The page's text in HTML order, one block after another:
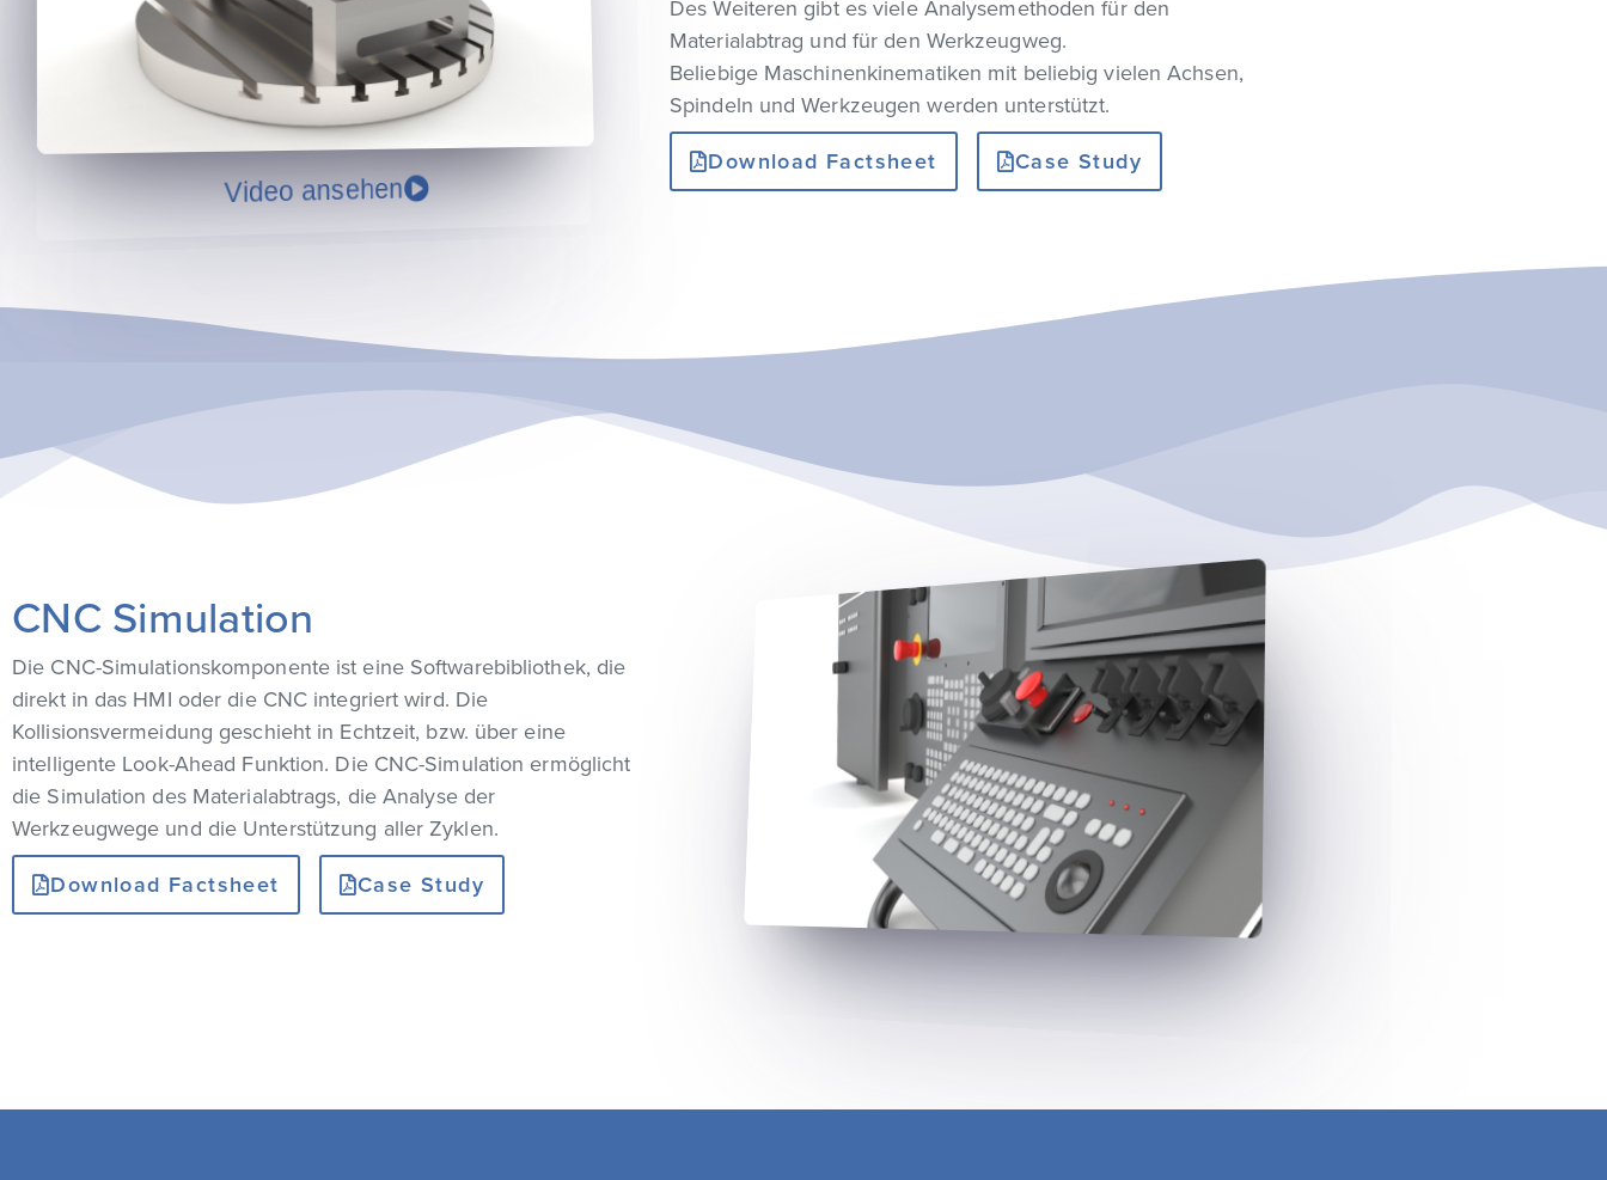
Video ansehen
Des Weiteren gibt es viele Analysemethoden für den
Materialabtrag und für den Werkzeugweg.
Beliebige Maschinenkinematiken mit beliebig vielen Achsen,
Spindeln und Werkzeugen werden unterstützt.
Download Factsheet
Case Study
CNC Simulation
Die CNC-Simulationskomponente ist eine Softwarebibliothek, die
direkt in das HMI oder die CNC integriert wird. Die
Kollisionsvermeidung geschieht in Echtzeit, bzw. über eine
intelligente Look-Ahead Funktion. Die CNC-Simulation ermöglicht
die Simulation des Materialabtrags, die Analyse der
Werkzeugwege und die Unterstützung aller Zyklen.
Download Factsheet
Case Study